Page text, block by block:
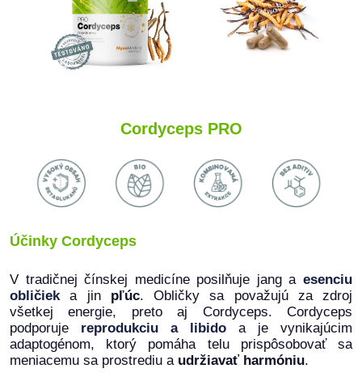
Cordyceps PRO
Účinky Cordyceps
V tradičnej čínskej medicíne posilňuje jang a esenciu
obličiek a jin pľúc. Obličky sa považujú za zdroj
všetkej energie, preto aj Cordyceps. Cordyceps
podporuje reprodukciu a libido a je vynikajúcim
adaptogénom, ktorý pomáha telu prispôsobovať sa
meniacemu sa prostrediu a udržiavať harmóniu.